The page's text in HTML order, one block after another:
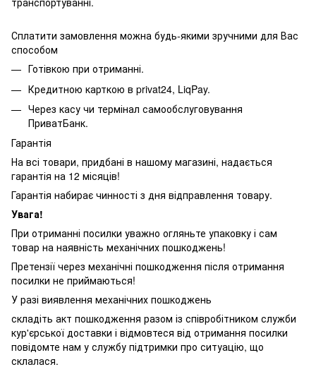
Сплатити замовлення можна будь-якими зручними для Вас
способом
Готівкою при отриманні.
Кредитною карткою в privat24, LiqPay.
Через касу чи термінал самообслуговування
ПриватБанк.
Гарантія
На всі товари, придбані в нашому магазині, надається
гарантія на 12 місяців!
Гарантія набирає чинності з дня відправлення товару.
Увага!
При отриманні посилки уважно огляньте упаковку і сам
товар на наявність механічних пошкоджень!
Претензії через механічні пошкодження після отримання
посилки не приймаються!
У разі виявлення механічних пошкоджень
складіть акт пошкодження разом із співробітником служби
кур'єрської доставки і відмовтеся від отримання посилки
повідомте нам у службу підтримки про ситуацію, що
склалася.